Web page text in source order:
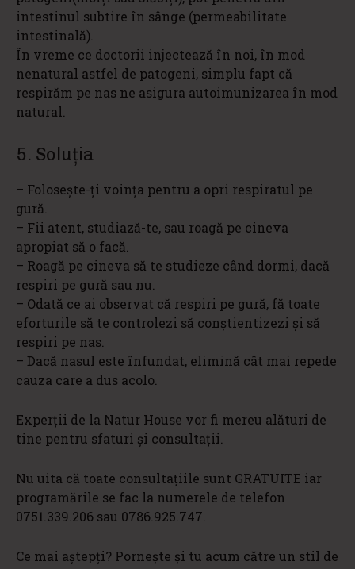
intestinul subtire în sânge (permeabilitate
intestinală).
În vreme ce doctorii injectează în noi, în mod
nenatural astfel de patogeni, simplu fapt că
respirăm pe nas ne asigura autoimunizarea în mod
natural.
5. Soluţia
– Foloseşte-ţi voinţa pentru a opri respiratul pe
gură.
– Fii atent, studiază-te, sau roagă pe cineva
apropiat să o facă.
– Roagă pe cineva să te studieze când dormi, dacă
respiri pe gură sau nu.
– Odată ce ai observat că respiri pe gură, fă toate
eforturile să te controlezi să conștientizezi şi să
respiri pe nas.
– Dacă nasul este înfundat, elimină cât mai repede
cauza care a dus acolo.
Experții de la Natur House vor fi mereu alături de
tine pentru sfaturi și consultații.
Nu uita că toate consultațiile sunt GRATUITE iar
programările se fac la numerele de telefon
0751.339.206 sau 0786.925.747.
Ce mai aștepți? Pornește și tu acum către un stil de